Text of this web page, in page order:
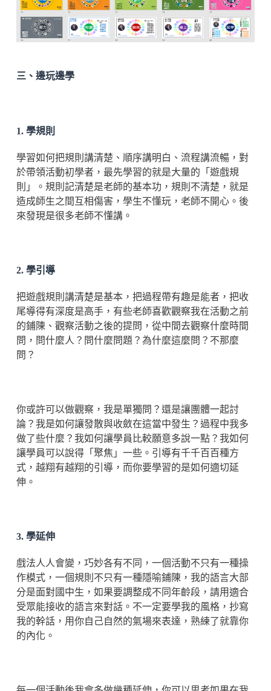
三、邊玩邊學
1. 學規則
學習如何把規則講清楚、順序講明白、流程講流暢，對
於帶領活動初學者，最先學習的就是大量的「遊戲規
則」。規則記清楚是老師的基本功，規則不清楚，就是
造成師生之間互相傷害，學生不懂玩，老師不開心。後
來發現是很多老師不懂講。
2. 學引導
把遊戲規則講清楚是基本，把過程帶有趣是能者，把收
尾導得有深度是高手，有些老師喜歡觀察我在活動之前
的鋪陳、觀察活動之後的提問，從中間去觀察什麼時間
問，問什麼人？問什麼問題？為什麼這麼問？不那麼
問？
你或許可以做觀察，我是單獨問？還是讓團體一起討
論？我是如何讓發散與收斂在這當中發生？過程中我多
做了些什麼？我如何讓學員比較願意多說一點？我如何
讓學員可以說得「聚焦」一些。引導有千千百百種方
式，越翔有越翔的引導，而你要學習的是如何適切延
伸。
3. 學延伸
戲法人人會變，巧妙各有不同，一個活動不只有一種操
作模式，一個規則不只有一種隱喻鋪陳，我的語言大部
分是面對國中生，如果要調整成不同年齡段，請用適合
受眾能接收的語言來對話。不一定要學我的風格，抄寫
我的幹話，用你自己自然的氣場來表達，熟練了就靠你
的內化。